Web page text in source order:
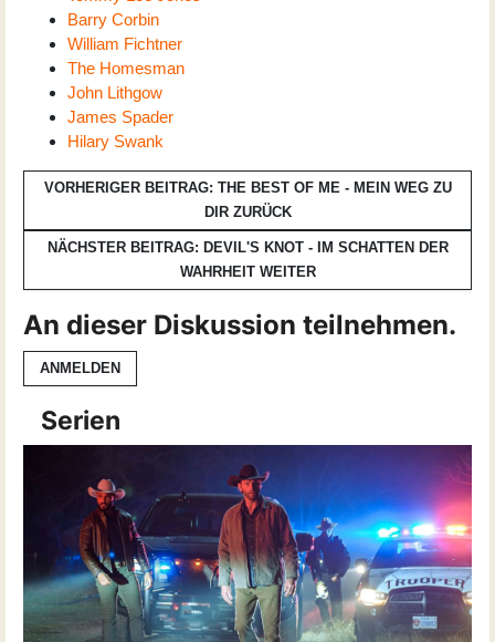
Barry Corbin
William Fichtner
The Homesman
John Lithgow
James Spader
Hilary Swank
VORHERIGER BEITRAG: THE BEST OF ME - MEIN WEG ZU
DIR ZURÜCK
NÄCHSTER BEITRAG: DEVIL'S KNOT - IM SCHATTEN DER
WAHRHEIT WEITER
An dieser Diskussion teilnehmen.
ANMELDEN
Serien